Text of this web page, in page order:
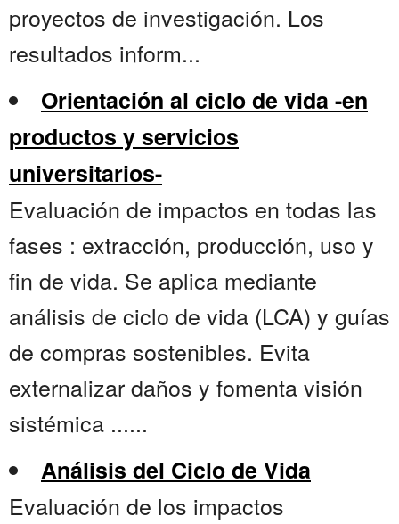
proyectos de investigación. Los
resultados inform...
Orientación al ciclo de vida -en
productos y servicios
universitarios-
Evaluación de impactos en todas las
fases : extracción, producción, uso y
fin de vida. Se aplica mediante
análisis de ciclo de vida (LCA) y guías
de compras sostenibles. Evita
externalizar daños y fomenta visión
sistémica ......
Análisis del Ciclo de Vida
Evaluación de los impactos